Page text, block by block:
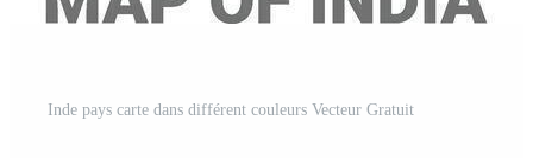
Inde pays carte dans différent couleurs Vecteur Gratuit